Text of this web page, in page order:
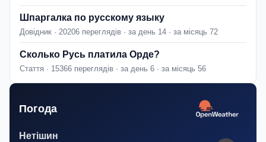
Шпаргалка по русскому языку
Довідник · 20206 переглядів · за день 14 · за місяць 72
Сколько Русь платила Орде?
Стаття · 15366 переглядів · за день 6 · за місяць 56
Погода
Нетішин